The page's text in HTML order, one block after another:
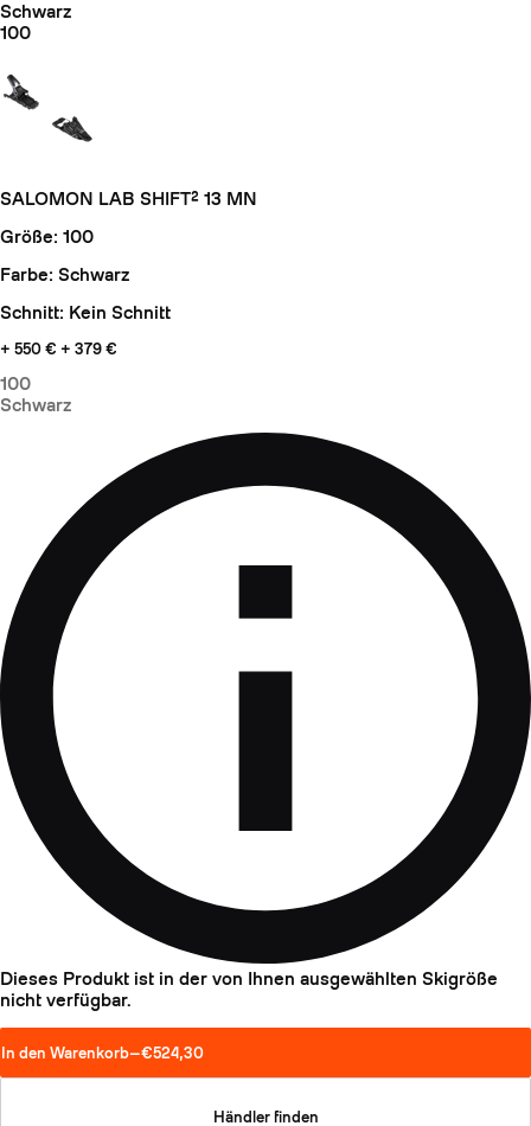
Schwarz
100
SALOMON LAB SHIFT² 13 MN
Größe: 100
Farbe: Schwarz
Schnitt: Kein Schnitt
+ 550 € + 379 €
100
Schwarz
Dieses Produkt ist in der von Ihnen ausgewählten Skigröße
nicht verfügbar.
In den Warenkorb—€524,30
Händler finden